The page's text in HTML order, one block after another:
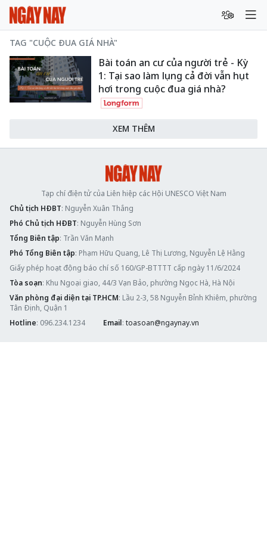
TAG "CUỘC ĐUA GIÁ NHÀ"
Bài toán an cư của người trẻ - Kỳ
1: Tại sao làm lụng cả đời vẫn hụt
hơi trong cuộc đua giá nhà?
XEM THÊM
Tạp chí điện tử của Liên hiệp các Hội UNESCO Việt Nam
Chủ tịch HĐBT: Nguyễn Xuân Thắng
Phó Chủ tịch HĐBT: Nguyễn Hùng Sơn
Tổng Biên tập: Trần Văn Mạnh
Phó Tổng Biên tập: Phạm Hữu Quang, Lê Thị Lương, Nguyễn Lệ Hằng
Giấy phép hoạt động báo chí số 160/GP-BTTTT cấp ngày 11/6/2024
Tòa soạn: Khu Ngoại giao, 44/3 Vạn Bảo, phường Ngọc Hà, Hà Nội
Văn phòng đại diện tại TP.HCM: Lầu 2-3, 58 Nguyễn Bỉnh Khiêm, phường
Tân Định, Quận 1
Hotline: 096.234.1234 Email: toasoan@ngaynay.vn